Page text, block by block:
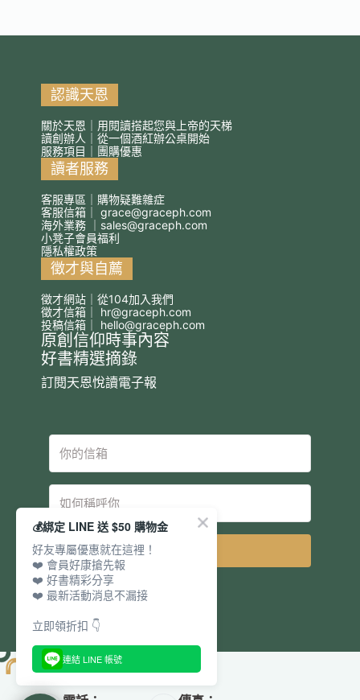
認識天恩
關於天恩｜用閱讀搭起您與上帝的天梯
讀創辦人｜從一個酒紅辦公桌開始
服務項目｜團購優惠
讀者服務
客服專區｜購物疑難雜症
客服信箱｜ grace@graceph.com
海外業務 ｜ sales@graceph.com
小凳子會員福利
隱私權政策
徵才與自薦
徵才網站｜從104加入我們
徵才信箱｜ hr@graceph.com
投稿信箱｜ hello@graceph.com
原創信仰時事內容
好書精選摘錄
訂閱天恩悅讀電子報
💰綁定 LINE 送 $50 購物金
好友專屬優惠就在這裡！
❤️ 會員好康搶先報
❤️ 好書精彩分享
❤️ 最新活動消息不漏接
立即領折扣 👇
連結 LINE 帳號